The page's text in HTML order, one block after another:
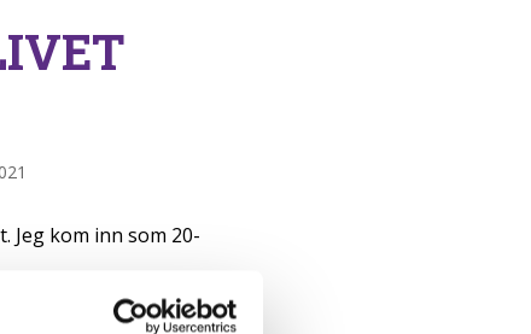
Jeg kom inn som 20-